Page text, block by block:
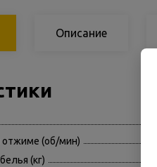
Описание
отжиме (об/мин)
(кг)